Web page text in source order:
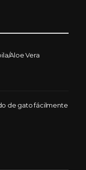
Aloe Vera
de gato fácilmente